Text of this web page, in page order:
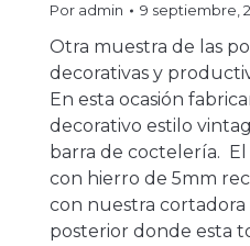
Por admin 9 septiembre,
Otra muestra de las
decorativas y
En esta ocasión
decorativo estilo
barra de coctelería.
con hierro de 5mm
con nuestra cortadora
posterior donde esta